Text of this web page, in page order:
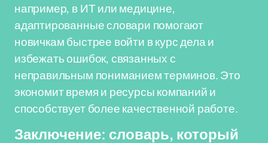
например, в ИТ или медицине,
адаптированные словари помогают
новичкам быстрее войти в курс дела и
избежать ошибок, связанных с
неправильным пониманием терминов. Это
экономит время и ресурсы компаний и
способствует более качественной работе.
Заключение: словарь, который